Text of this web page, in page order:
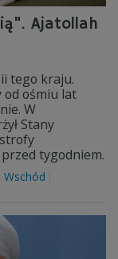
Ajatollah
tego kraju.
od ośmiu lat
W
Stany
tygodniem.
Wschód